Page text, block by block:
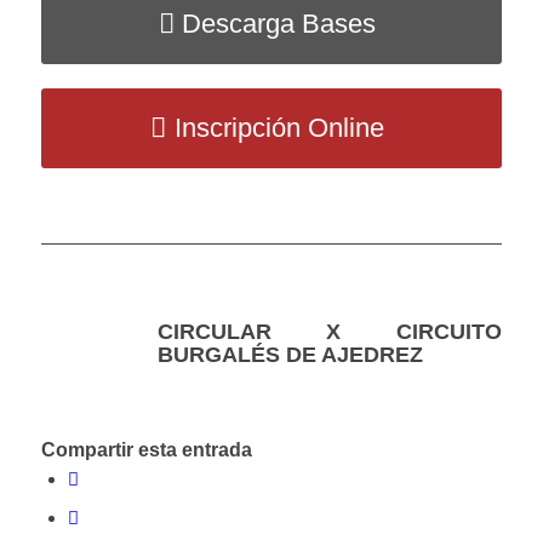
Descarga Bases
Inscripción Online
CIRCULAR X CIRCUITO
BURGALÉS DE AJEDREZ
Compartir esta entrada